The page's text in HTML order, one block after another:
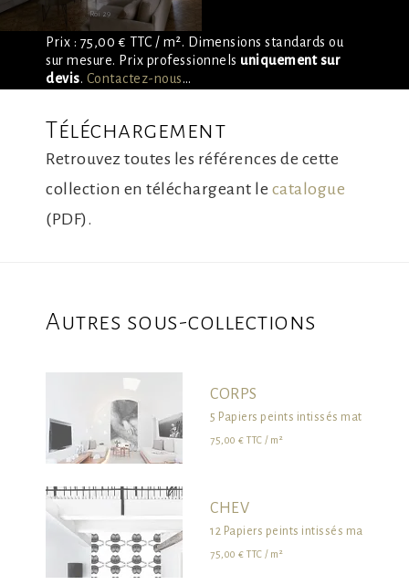
Prix : 75,00 € TTC / m². Dimensions standards ou
sur mesure. Prix professionnels uniquement sur
devis. Contactez-nous…
Téléchargement
Retrouvez toutes les références de cette
collection en téléchargeant le catalogue
(PDF).
Autres sous-collections
CORPS
5 Papiers peints intissés mat 195g
75,00 € TTC / m²
CHEV
12 Papiers peints intissés mat 195g
75,00 € TTC / m²